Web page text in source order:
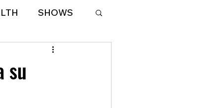
SHOWS
AMERICA
su